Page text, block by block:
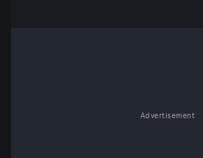
Advertisement